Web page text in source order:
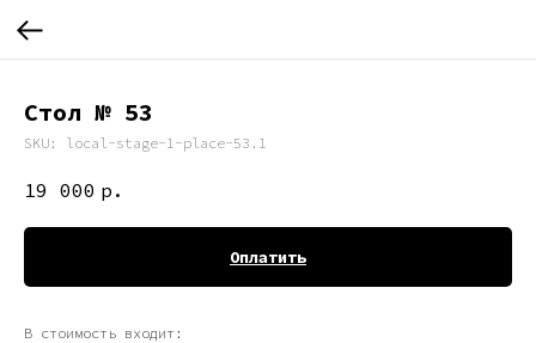
Стол № 53
SKU: local-stage-1-place-53.1
19 000 р.
Оплатить
В стоимость входит: